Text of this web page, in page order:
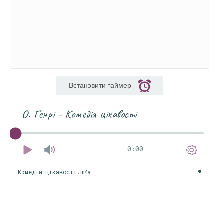
Встановити таймер
О. Генрі - Комедія цікавості
0:00
Комедія цікавості.m4a